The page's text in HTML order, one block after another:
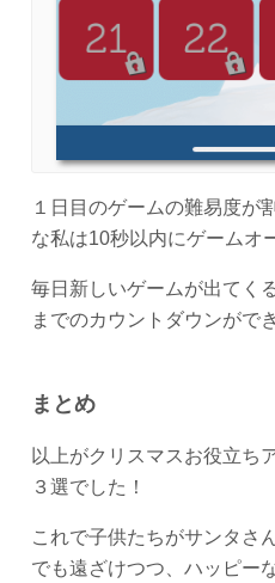
１日目のゲームの難易度が
な私は10秒以内にゲームオ
毎日新しいゲームが出てく
までのカウントダウンがで
まとめ
以上がクリスマスお役立ち
３選でした！
これで子供たちがサンタさ
でも遠ざけつつ、ハッピー